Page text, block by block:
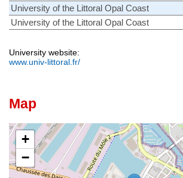
University of the Littoral Opal Coast
University of the Littoral Opal Coast
University website:
www.univ-littoral.fr/
Map
+
−